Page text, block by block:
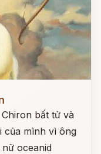
bất tử và
của mình vì ông
oceanid